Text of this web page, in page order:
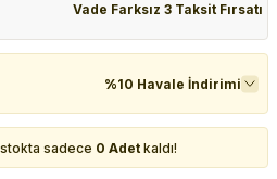
Vade Farksız 3 Taksit Fırsatı
%10 Havale İndirimi
sadece 0 Adet kaldı!